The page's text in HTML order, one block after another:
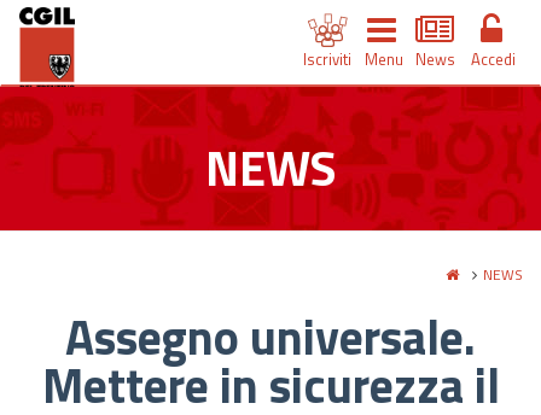
Iscriviti Menu News Accedi
NEWS
NEWS
Assegno universale.
Mettere in sicurezza il